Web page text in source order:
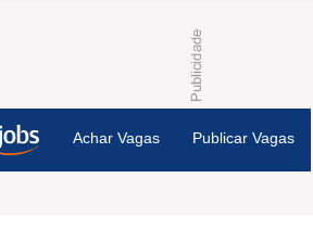
Achar Vagas Publicar Vagas